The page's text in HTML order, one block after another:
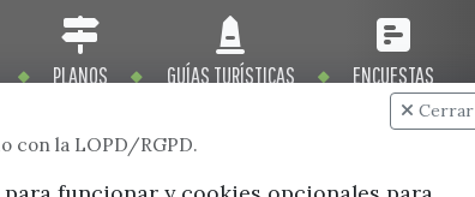
PLANOS GUÍAS TURÍSTICAS ENCUESTAS
con la LOPD/RGPD.
Cerrar